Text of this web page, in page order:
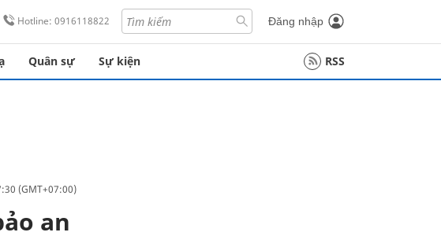
Hotline: 0916118822 Đăng nhập
Quân sự Sự kiện RSS
(GMT+07:00)
an